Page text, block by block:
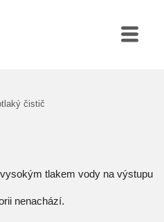
čistič
tlakem vody na výstupu
nenachází.